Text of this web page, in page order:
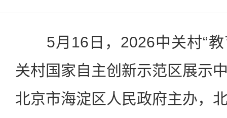
5月16日，2026中关村“教
关村国家自主创新示范区展示
北京市海淀区人民政府主办，